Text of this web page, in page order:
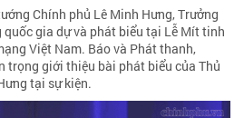
Chính phủ Lê Minh Hưng, Trưởng
quốc gia dự và phát biểu tại Lễ Mít tinh
Việt Nam. Báo và Phát thanh,
trọng giới thiệu bài phát biểu của Thủ
tại sự kiện.